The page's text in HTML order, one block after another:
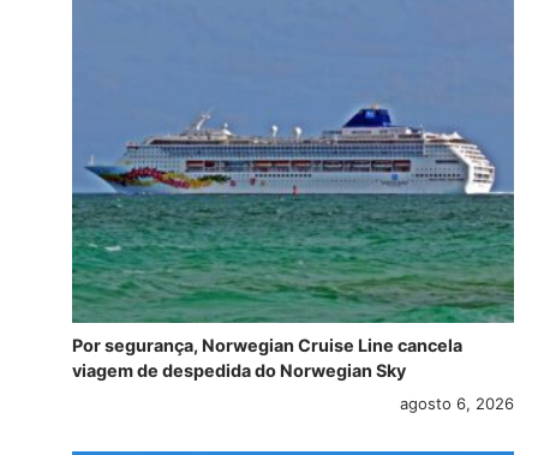
Por segurança, Norwegian Cruise Line cancela
viagem de despedida do Norwegian Sky
agosto 6, 2026